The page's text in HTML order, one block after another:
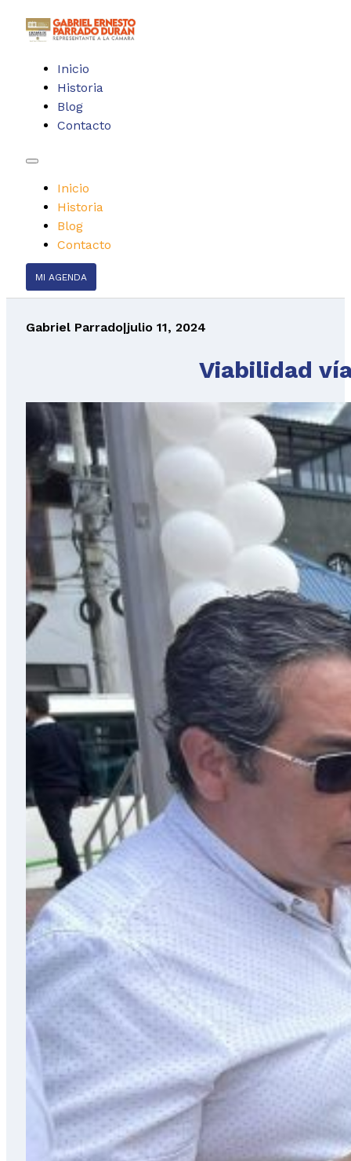
Inicio
Historia
Blog
Contacto
Inicio
Historia
Blog
Contacto
MI AGENDA
Gabriel Parrado|julio 11, 2024
Viabilidad